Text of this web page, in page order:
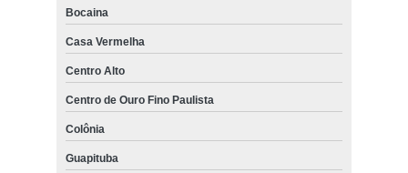
Bocaina
Casa Vermelha
Centro Alto
Centro de Ouro Fino Paulista
Colônia
Guapituba